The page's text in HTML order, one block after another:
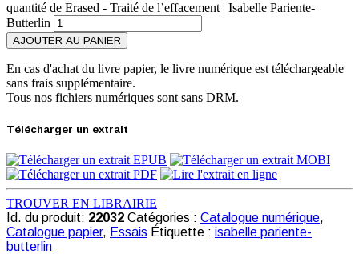
quantité de Erased - Traité de l’effacement | Isabelle Pariente-
Butterlin
AJOUTER AU PANIER
En cas d'achat du livre papier, le livre numérique est téléchargeable
sans frais supplémentaire.
Tous nos fichiers numériques sont sans DRM.
Télécharger un extrait
TROUVER EN LIBRAIRIE
Id. du produit: 22032 Catégories : Catalogue numérique,
Catalogue papier, Essais Étiquette : isabelle pariente-
butterlin